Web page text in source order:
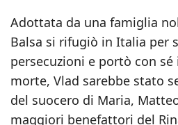
Adottata da una famiglia
Balsa si rifugiò in Italia per
persecuzioni e portò con sé
morte, Vlad sarebbe stato
del suocero di Maria,
maggiori benefattori del